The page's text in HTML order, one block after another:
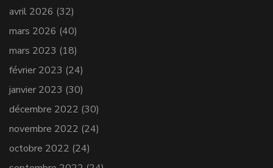
avril 2026 (32)
mars 2026 (40)
mars 2023 (18)
février 2023 (24)
janvier 2023 (30)
décembre 2022 (30)
novembre 2022 (24)
octobre 2022 (24)